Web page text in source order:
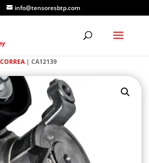
info@tensoresbtp.com
| CA12139